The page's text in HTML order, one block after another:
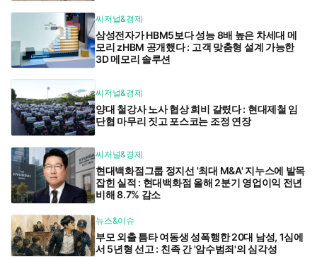
씨저널&경제
삼성전자가 HBM5보다 성능 8배 높은 차세대 메
모리 zHBM 공개했다 : 고객 맞춤형 설계 가능한
3D 메모리 솔루션
씨저널&경제
양대 철강사 노사 협상 희비 갈렸다 : 현대제철 임
단협 마무리 짓고 포스코는 조정 연장
씨저널&경제
현대백화점그룹 정지선 '최대 M&A' 지누스에 발목
잡힌 실적 : 현대백화점 올해 2분기 영업이익 전년
비해 8.7% 감소
뉴스&이슈
부모 외출 틈타 여동생 성폭행한 20대 남성, 1심에
서 5년형 선고 : 친족 간 '암수범죄'의 심각성